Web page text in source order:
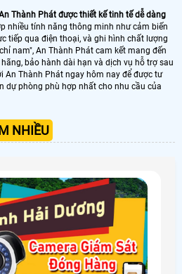
Thành Phát được thiết kế tinh tế dễ dàng
nhiều tính năng thông minh như cảm biến
tiếp qua điện thoại, và ghi hình chất lượng
nam", An Thành Phát cam kết mang đến
bảo hành dài hạn và dịch vụ hỗ trợ sau
An Thành Phát ngay hôm nay để được tư
dự phòng phù hợp nhất cho nhu cầu của
NHIỀU